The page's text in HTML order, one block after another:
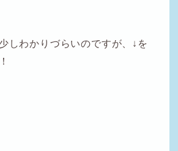
しわかりづらいのですが、↓を